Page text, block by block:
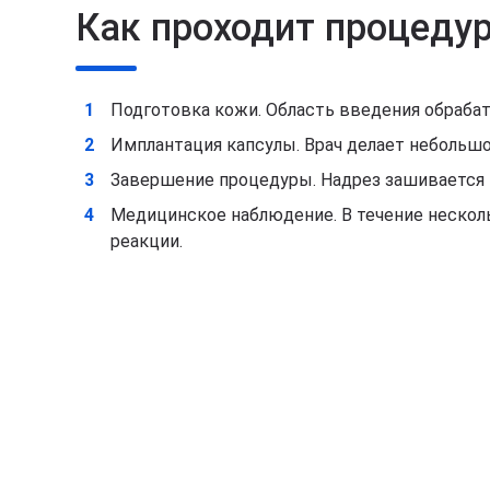
Как проходит
Подготовка кожи. Область введения
Имплантация капсулы. Врач делает
Завершение процедуры. Надрез
Медицинское наблюдение. В течение
реакции.